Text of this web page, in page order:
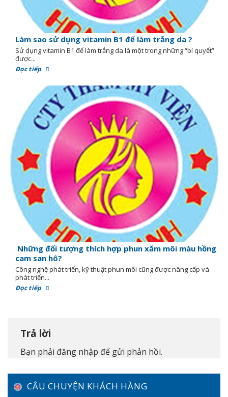
Làm sao sử dụng vitamin B1 để làm trắng da ?
Sử dụng vitamin B1 để làm trắng da là một trong những “bí quyết”
được...
Đọc tiếp
Những đối tượng thích hợp phun xăm môi màu hồng
cam san hô?
Công nghệ phát triển, kỹ thuật phun môi cũng được nâng cấp và
phát triển...
Đọc tiếp
Trả lời
Bạn phải đăng nhập để gửi phản hồi.
CÂU CHUYỆN KHÁCH HÀNG